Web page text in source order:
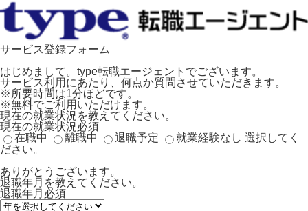
サービス登録フォーム
はじめまして。type転職エージェントでございます。
サービス利用にあたり、何点か質問させていただきます。
※所要時間は1分ほどです。
※無料でご利用いただけます。
現在の就業状況を教えてください。
現在の就業状況必須
在職中
離職中 退職予定 就業経験なし 選択してく
ださい。
ありがとうございます。
退職年月を教えてください。
退職年月 必須